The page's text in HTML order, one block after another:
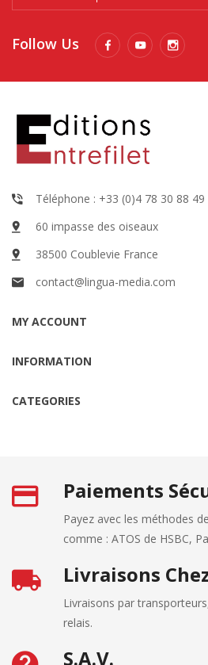
Follow Us
Téléphone : +33 (0)4 78 30 88 49
60 impasse des oiseaux
38500 Coublevie France
contact@lingua-media.com
MY ACCOUNT
INFORMATION
CATEGORIES
Paiements
Payez avec les méthodes
comme : ATOS de HSBC,
Livraisons
Livraisons par
relais.
S.A.V.